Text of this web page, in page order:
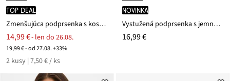
TOP DEAL
Zmenšujúca podprsenka s kosticami s bio bavlnou (2 ks v balení)
14,99 €- len do 26.08.
19,99 € - od 27.08. +33%
2 kusy | 7,50 € / ks
novinka
Vystužená podprsenka s jemnou čipkou
16,99 €